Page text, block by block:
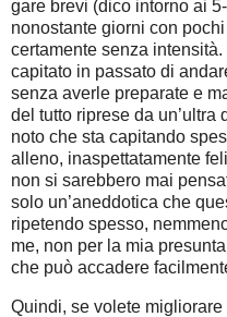
gare brevi (dico intorno ai
nonostante giorni con
certamente senza
capitato in passato di
senza averle preparate e
del tutto riprese da un’ultra
noto che sta capitando
alleno, inaspettatamente
non si sarebbero mai
solo un’aneddotica che
ripetendo spesso,
me, non per la mia
che può accadere
Quindi, se volete